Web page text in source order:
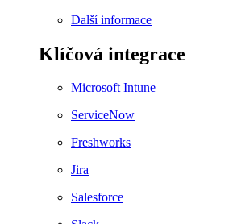
Další informace
Klíčová integrace
Microsoft Intune
ServiceNow
Freshworks
Jira
Salesforce